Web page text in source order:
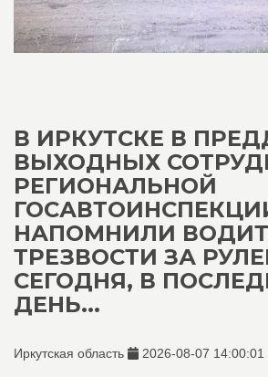
В ИРКУТСКЕ В
ВЫХОДНЫХ
РЕГИОНАЛЬНОЙ
НАПОМНИЛИ
ТРЕЗВОСТИ ЗА
СЕГОДНЯ, В
ДЕНЬ...
Иркутская область 2026-08-07 14:00:01